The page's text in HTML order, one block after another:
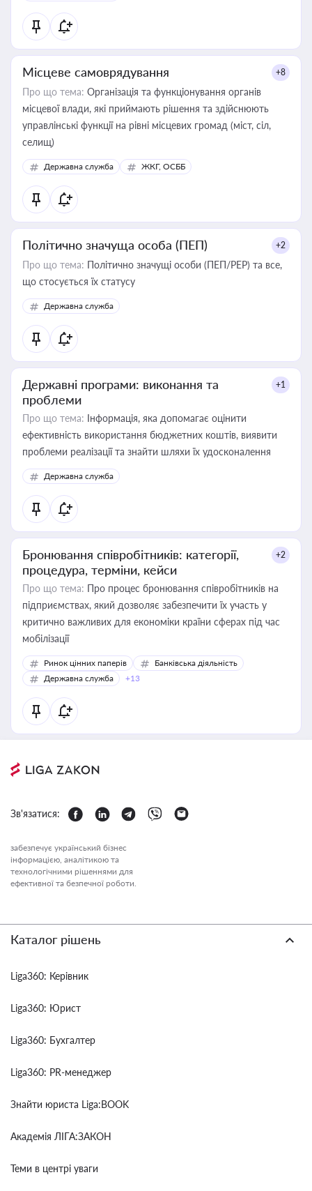
Місцеве самоврядування +8
Про що тема: Організація та функціонування органів
місцевої влади, які приймають рішення та здійснюють
управлінські функції на рівні місцевих громад (міст, сіл,
селищ)
Державна служба ЖКГ, ОСББ
Політично значуща особа (ПЕП) +2
Про що тема: Політично значущі особи (ПЕП/PEP) та все,
що стосується їх статусу
Державна служба
Державні програми: виконання та
проблеми
+1
Про що тема: Інформація, яка допомагає оцінити
ефективність використання бюджетних коштів, виявити
проблеми реалізації та знайти шляхи їх удосконалення
Державна служба
Бронювання співробітників: категорії,
процедура, терміни, кейси
+2
Про що тема: Про процес бронювання співробітників на
підприємствах, який дозволяє забезпечити їх участь у
критично важливих для економіки країни сферах під час
мобілізації
Ринок цінних паперів
Банківська діяльність
Державна служба
+13
Зв'язатися:
забезпечує український бізнес
інформацією, аналітикою та
технологічними рішеннями для
ефективної та безпечної роботи.
Каталог рішень
Liga360: Керівник
Liga360: Юрист
Liga360: Бухгалтер
Liga360: PR-менеджер
Знайти юриста Liga:BOOK
Академія ЛІГА:ЗАКОН
Теми в центрі уваги